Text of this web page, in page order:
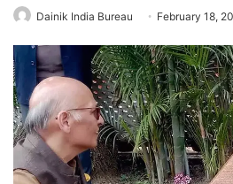
Dainik India Bureau February 18,